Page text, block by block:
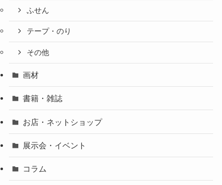
ふせん
テープ・のり
その他
画材
書籍・雑誌
お店・ネットショップ
展示会・イベント
コラム